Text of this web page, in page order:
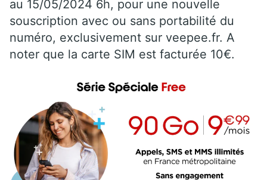
au 15/05/2024 6h, pour une nouvelle
souscription avec ou sans portabilité du
numéro, exclusivement sur veepee.fr. A
noter que la carte SIM est facturée 10€.